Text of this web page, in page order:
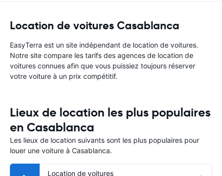
Location de voitures Casablanca
EasyTerra est un site indépendant de location de voitures.
Notre site compare les tarifs des agences de location de
voitures connues afin que vous puissiez toujours réserver
votre voiture à un prix compétitif.
Lieux de location les plus populaires
en Casablanca
Les lieux de location suivants sont les plus populaires pour
louer une voiture à Casablanca.
Location de voitures